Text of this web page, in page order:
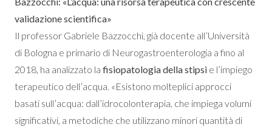
validazione scientifica»
Il professor Gabriele Bazzocchi, già docente all’Università
di Bologna e primario di Neurogastroenterologia a fino al
2018, ha analizzato la fisiopatologia della stipsi e l’impiego
terapeutico dell’acqua. «Esistono molteplici approcci
basati sull’acqua: dall’idrocolonterapia, che impiega volumi
significativi, a metodiche che utilizzano minori quantità di